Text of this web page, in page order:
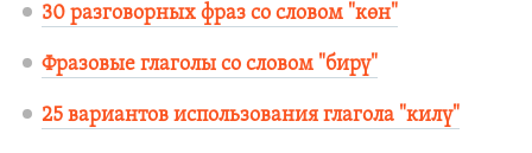
30 разговорных фраз со словом "көн"
Фразовые глаголы со словом "бирү"
25 вариантов использования глагола "килү"